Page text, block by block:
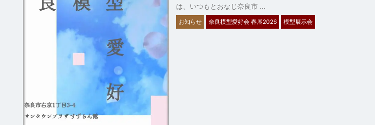
は、いつもとおなじ奈良市 …
お知らせ 奈良模型愛好会 春展2026 模型展示会